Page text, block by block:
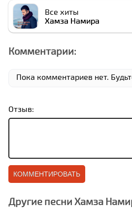
Все хиты
Хамза Намира
Комментарии:
Пока комментариев нет.
Отзыв:
Другие песни Хамза